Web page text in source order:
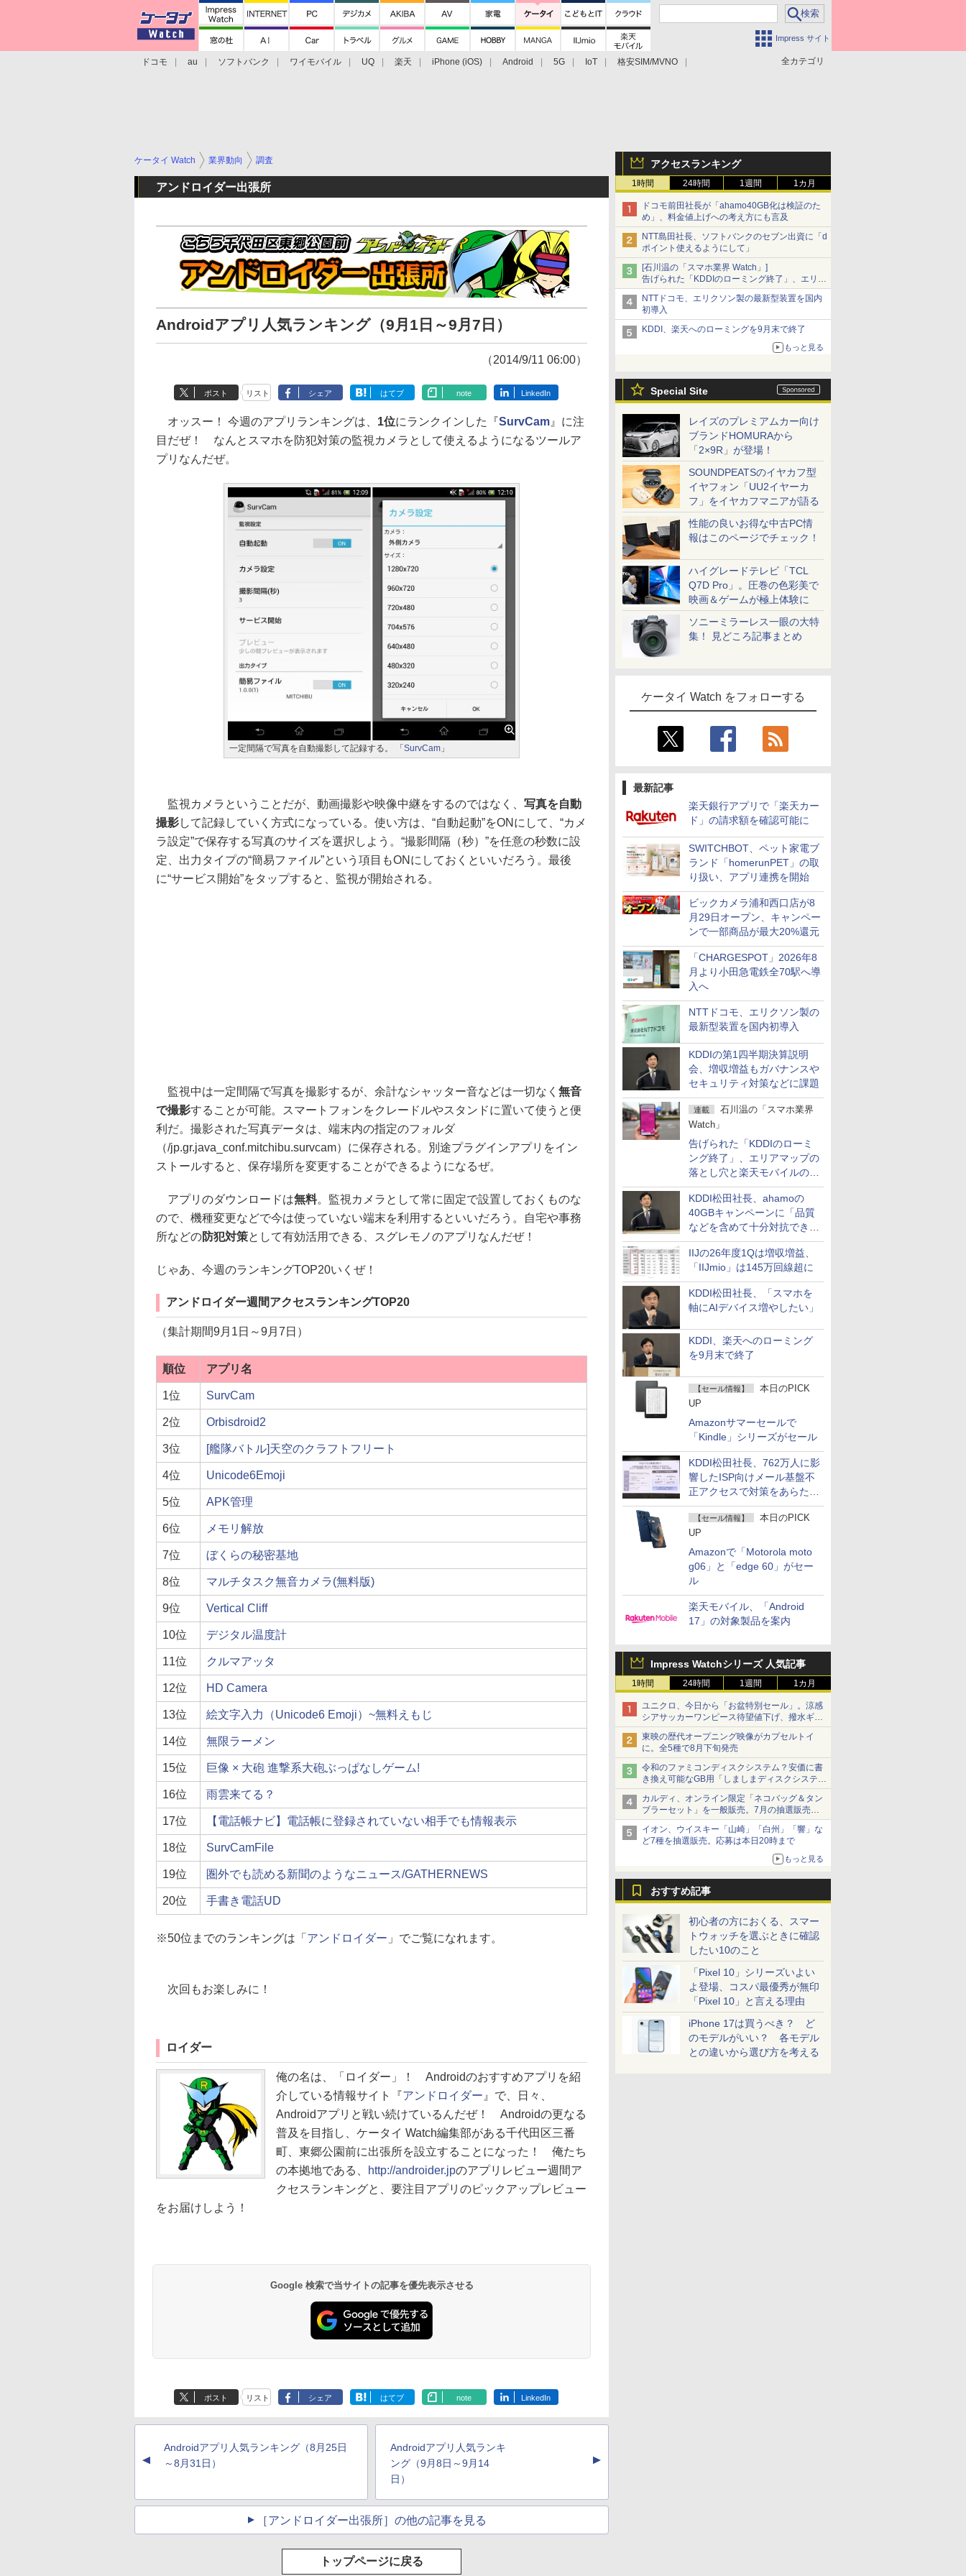
Impress サイト
全カテゴリ
ドコモ au ソフトバンク ワイモバイル UQ 楽天 iPhone (iOS) Android 5G IoT
格安SIM/MVNO
アクセスランキング
1時間 24時間 1週間 1カ月
ドコモ前田社長が「ahamo40GB化は検証のた
め」、料金値上げへの考え方にも言及
NTT島田社長、ソフトバンクのセブン出資に「d
ポイント使えるようにして」
[石川温の「スマホ業界 Watch」]
告げられた「KDDIのローミング終了」、エリア
マップの落とし穴と楽天モバイルの課題
NTTドコモ、エリクソン製の最新型装置を国内
初導入
KDDI、楽天へのローミングを9月末で終了
もっと見る
Special Site
レイズのプレミアムカー向け
ブランドHOMURAから
「2×9R」が登場！
SOUNDPEATSのイヤカフ型
イヤフォン「UU2イヤーカ
フ」をイヤカフマニアが語る
性能の良いお得な中古PC情
報はこのページでチェック！
ハイグレードテレビ「TCL
Q7D Pro」。圧巻の色彩美で
映画＆ゲームが極上体験に
ソニーミラーレス一眼の大特
集！ 見どころ記事まとめ
ケータイ Watch をフォローする
最新記事
楽天銀行アプリで「楽天カー
ド」の請求額を確認可能に
SWITCHBOT、ペット家電ブ
ランド「homerunPET」の取
り扱い、アプリ連携を開始
ビックカメラ浦和西口店が8
月29日オープン、キャンペー
ンで一部商品が最大20%還元
「CHARGESPOT」2026年8
月より小田急電鉄全70駅へ導
入へ
NTTドコモ、エリクソン製の
最新型装置を国内初導入
KDDIの第1四半期決算説明
会、増収増益もガバナンスや
セキュリティ対策などに課題
連載
石川温の「スマホ業界
Watch」
告げられた「KDDIのローミ
ング終了」、エリアマップの
落とし穴と楽天モバイルの課
題
KDDI松田社長、ahamoの
40GBキャンペーンに「品質
などを含めて十分対抗でき
る」
IIJの26年度1Qは増収増益、
「IIJmio」は145万回線超に
KDDI松田社長、「スマホを
軸にAIデバイス増やしたい」
KDDI、楽天へのローミング
を9月末で終了
【セール情報】
本日のPICK
UP
Amazonサマーセールで
「Kindle」シリーズがセール
KDDI松田社長、762万人に影
響したISP向けメール基盤不
正アクセスで対策をあらため
て説明
【セール情報】
本日のPICK
UP
Amazonで「Motorola moto
g06」と「edge 60」がセー
ル
楽天モバイル、「Android
17」の対象製品を案内
Impress Watchシリーズ 人気記事
1時間 24時間 1週間 1カ月
ユニクロ、今日から「お盆特別セール」。涼感
シアサッカーワンピース待望値下げ、撥水ギア
ショーツは1990円に
東映の歴代オープニング映像がカプセルトイ
に。全5種で8月下旬発売
令和のファミコンディスクシステム？安価に書
き換え可能なGB用「しましまディスクシステ
ム」
カルディ、オンライン限定「ネコバッグ＆タン
ブラーセット」を一般販売。7月の抽選販売の
当選無効分
イオン、ウイスキー「山崎」「白州」「響」な
ど7種を抽選販売。応募は本日20時まで
もっと見る
おすすめ記事
初心者の方におくる、スマー
トウォッチを選ぶときに確認
したい10のこと
「Pixel 10」シリーズいよい
よ登場、コスパ最優秀が無印
「Pixel 10」と言える理由
iPhone 17は買うべき？ ど
のモデルがいい？ 各モデル
との違いから選び方を考える
ケータイ Watch 業界動向 調査
アンドロイダー出張所
Androidアプリ人気ランキング（9月1日～9月7日）
（2014/9/11 06:00）
ポスト リスト シェア はてブ note LinkedIn
オッスー！ 今週のアプリランキングは、 1位にランクインした『SurvCam 』に注
目だぜ！ なんとスマホを防犯対策の監視カメラとして使えるようになるツールア
プリなんだぜ。
一定間隔で写真を自動撮影して記録する。 「 SurvCam 」
監視カメラということだが、動画撮影や映像中継をするのではなく、 写真を自動
撮影して記録していく方式になっている。使い方は、“自動起動”をONにして、“カメ
ラ設定”で保存する写真のサイズを選択しよう。“撮影間隔（秒）”を任意の秒数に設
定、出力タイプの“簡易ファイル”という項目もONにしておくといいだろう。最後
に“サービス開始”をタップすると、監視が開始される。
監視中は一定間隔で写真を撮影するが、余計なシャッター音などは一切なく 無音
で撮影することが可能。スマートフォンをクレードルやスタンドに置いて使うと便
利だ。撮影された写真データは、端末内の指定のフォルダ
（/jp.gr.java_conf.mitchibu.survcam）に保存される。別途プラグインアプリをイン
ストールすると、保存場所を変更することができるようになるぜ。
アプリのダウンロードは無料。監視カメラとして常に固定で設置しておくものな
ので、機種変更などで今は使っていない端末を利用するといいだろう。自宅や事務
所などの防犯対策として有効活用できる、スグレモノのアプリなんだぜ！
じゃあ、今週のランキングTOP20いくぜ！
アンドロイダー週間アクセスランキングTOP20
（集計期間9月1日～9月7日）
順位 アプリ名
1位 SurvCam
2位 Orbisdroid2
3位 [艦隊バトル]天空のクラフトフリート
4位 Unicode6Emoji
5位 APK管理
6位 メモリ解放
7位 ぼくらの秘密基地
8位 マルチタスク無音カメラ(無料版)
9位 Vertical Cliff
10位 デジタル温度計
11位 クルマアッタ
12位 HD Camera
13位 絵文字入力（Unicode6 Emoji）~無料えもじ
14位 無限ラーメン
15位 巨像 × 大砲 進撃系大砲ぶっぱなしゲーム!
16位 雨雲来てる？
17位 【電話帳ナビ】電話帳に登録されていない相手でも情報表示
18位 SurvCamFile
19位 圏外でも読める新聞のようなニュース/GATHERNEWS
20位 手書き電話UD
※50位までのランキングは「 アンドロイダー 」でご覧になれます。
次回もお楽しみに！
ロイダー
俺の名は、「ロイダー」！ Androidのおすすめアプリを紹
介している情報サイト『アンドロイダー 』で、日々、
Androidアプリと戦い続けているんだぜ！ Androidの更なる
普及を目指し、ケータイ Watch編集部がある千代田区三番
町、東郷公園前に出張所を設立することになった！ 俺たち
の本拠地である、
http://androider.jpのアプリレビュー週間ア
クセスランキングと、要注目アプリのピックアップレビュー
をお届けしよう！
Google 検索で当サイトの記事を優先表示させる
ポスト リスト シェア はてブ note LinkedIn
▲
Androidアプリ人気ランキング（8月25日
～8月31日）
Androidアプリ人気ランキ
ング（9月8日～9月14
日）
▲
［アンドロイダー出張所］の他の記事を見る
トップページに戻る